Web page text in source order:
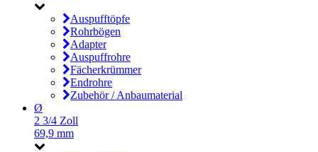
Auspufftöpfe
Rohrbögen
Adapter
Auspuffrohre
Fächerkrümmer
Endrohre
Zubehör / Anbaumaterial
Ø
2 3/4 Zoll
69,9 mm